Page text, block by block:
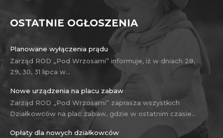
OSTATNIE OGŁOSZENIA
Planowane wyłączenia prądu
Zarząd ROD „Pod Wrzosami” informuje, iż w dniach 28,
29, 30, 31 lipca w…
Nowe urządzenia na placu zabaw
Zarząd ROD „Pod Wrzosami” zaprasza wszystkich
Działkowców na plac zabaw, gdzie w ostatnim czasie…
Opłaty dla nowych działkowców